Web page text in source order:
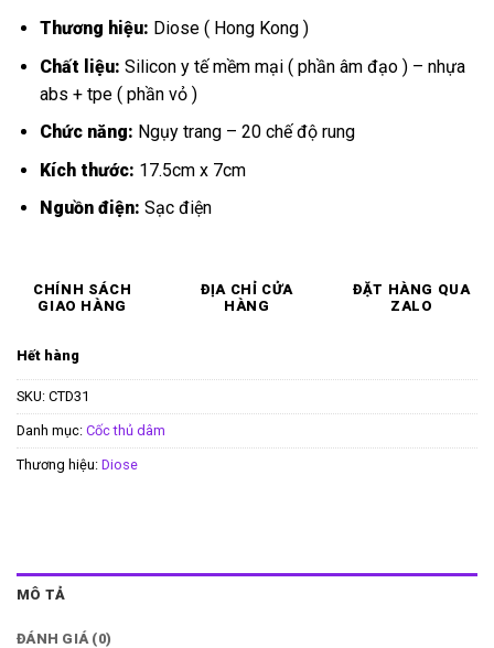
Thương hiệu: Diose ( Hong Kong )
Chất liệu: Silicon y tế mềm mại ( phần âm đạo ) – nhựa
abs + tpe ( phần vỏ )
Chức năng: Ngụy trang – 20 chế độ rung
Kích thước: 17.5cm x 7cm
Nguồn điện: Sạc điện
CHÍNH SÁCH
GIAO HÀNG
ĐỊA CHỈ CỬA
HÀNG
ĐẶT HÀNG QUA
ZALO
Hết hàng
SKU: CTD31
Danh mục: Cốc thủ dâm
Thương hiệu: Diose
MÔ TẢ
ĐÁNH GIÁ (0)